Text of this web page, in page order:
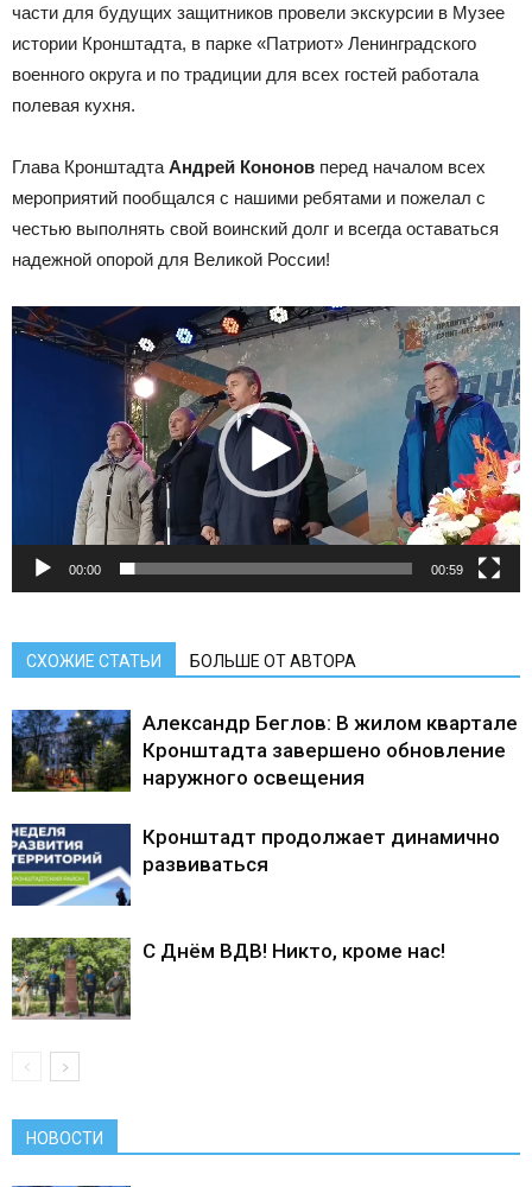
части для будущих защитников провели экскурсии в Музее
истории Кронштадта, в парке «Патриот» Ленинградского
военного округа и по традиции для всех гостей работала
полевая кухня.
Глава КронштадтаАндрей Кононов перед началом всех
мероприятий пообщался с нашими ребятами и пожелал с
честью выполнять свой воинский долг и всегда оставаться
надежной опорой для Великой России!
Видеоплеер
00:00 00:59
СХОЖИЕ СТАТЬИ БОЛЬШЕ ОТ АВТОРА
Александр Беглов: В жилом квартале
Кронштадта завершено обновление
наружного освещения
Кронштадт продолжает динамично
развиваться
С Днём ВДВ! Никто, кроме нас!
НОВОСТИ